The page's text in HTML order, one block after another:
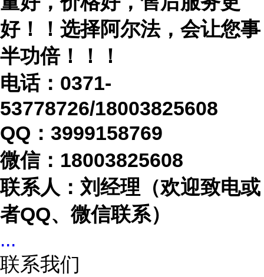
好！！选择阿尔法，会让您事
半功倍！！！
电话： 0371-
53778726/18003825608
QQ：3999158769
微信： 18003825608
联系人：刘经理（欢迎致电或
者QQ、微信联系）
...
联系我们